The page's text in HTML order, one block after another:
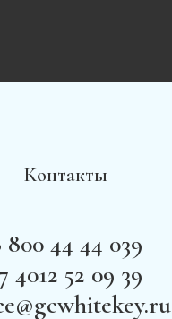
Контакты
800 44 44 039
4012 52 09 39